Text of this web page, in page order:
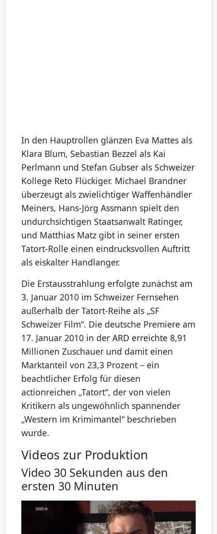
In den Hauptrollen glänzen Eva Mattes als
Klara Blum, Sebastian Bezzel als Kai
Perlmann und Stefan Gubser als Schweizer
Kollege Reto Flückiger. Michael Brandner
überzeugt als zwielichtiger Waffenhändler
Meiners, Hans-Jörg Assmann spielt den
undurchsichtigen Staatsanwalt Ratinger,
und Matthias Matz gibt in seiner ersten
Tatort-Rolle einen eindrucksvollen Auftritt
als eiskalter Handlanger.
Die Erstausstrahlung erfolgte zunächst am
3. Januar 2010 im Schweizer Fernsehen
außerhalb der Tatort-Reihe als „SF
Schweizer Film“. Die deutsche Premiere am
17. Januar 2010 in der ARD erreichte 8,91
Millionen Zuschauer und damit einen
Marktanteil von 23,3 Prozent – ein
beachtlicher Erfolg für diesen
actionreichen „Tatort“, der von vielen
Kritikern als ungewöhnlich spannender
„Western im Krimimantel“ beschrieben
wurde.
Videos zur Produktion
Video 30 Sekunden aus den
ersten 30 Minuten